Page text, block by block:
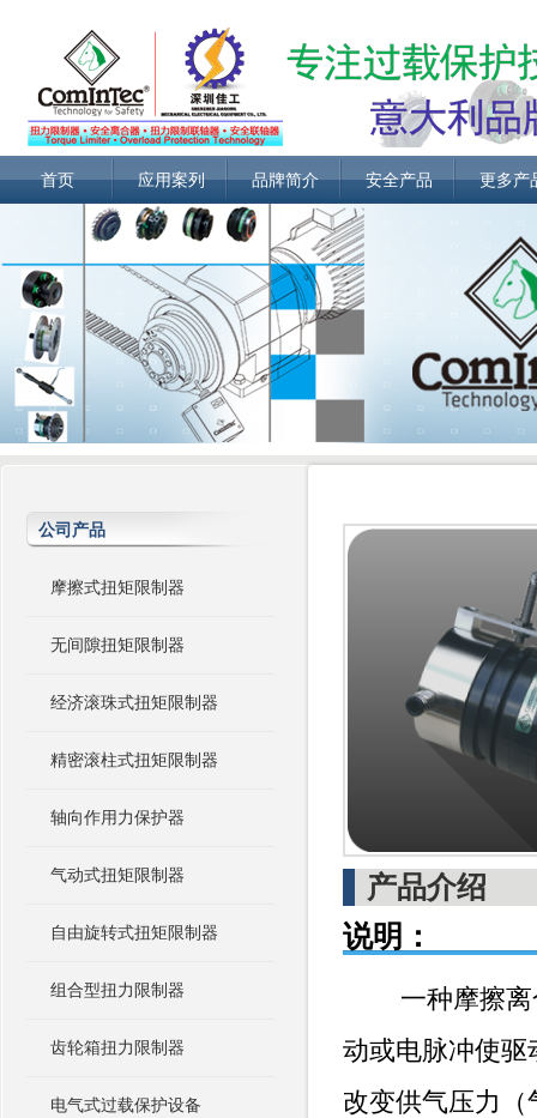
首页 应用案列 品牌简介 安全产品 更多产
公司产品
摩擦式扭矩限制器
无间隙扭矩限制器
经济滚珠式扭矩限制器
精密滚柱式扭矩限制器
轴向作用力保护器
气动式扭矩限制器
自由旋转式扭矩限制器
组合型扭力限制器
齿轮箱扭力限制器
电气式过载保护设备
产品介绍
说明：
一种摩擦离合
动或电脉冲使驱
改变供气压力